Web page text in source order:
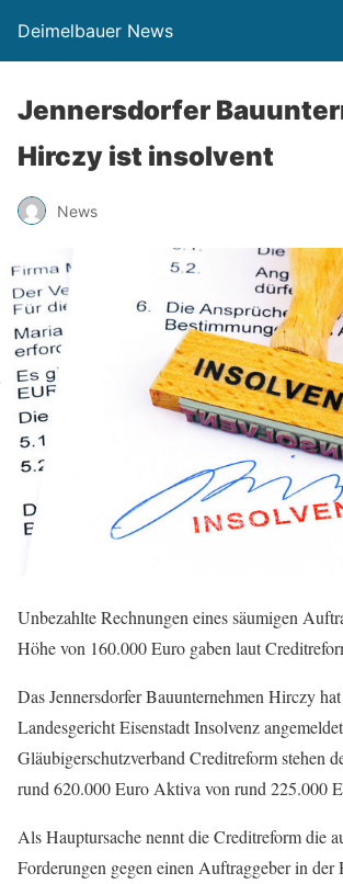
Deimelbauer News
Jennersdorfer
Hirczy ist insolvent
News
Unbezahlte Rechnungen eines säumigen
Höhe von 160.000 Euro gaben laut
Das Jennersdorfer Bauunternehmen Hirczy
Landesgericht Eisenstadt Insolvenz
Gläubigerschutzverband Creditreform stehen
rund 620.000 Euro Aktiva von rund 225.000
Als Hauptursache nennt die Creditreform die
Forderungen gegen einen Auftraggeber in der